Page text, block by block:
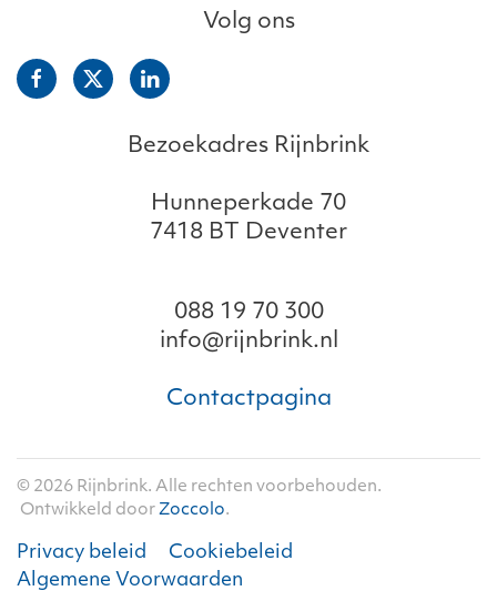
Volg ons
Bezoekadres Rijnbrink
Hunneperkade 70
7418 BT Deventer
088 19 70 300
info@rijnbrink.nl
Contactpagina
© 2026 Rijnbrink. Alle rechten voorbehouden.
Ontwikkeld door Zoccolo.
Privacy beleid
Cookiebeleid
Algemene Voorwaarden